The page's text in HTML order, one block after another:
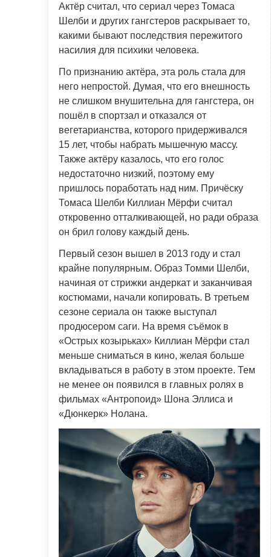
Актёр считал, что сериал через Томаса
Шелби и других гангстеров раскрывает то,
какими бывают последствия пережитого
насилия для психики человека.
По признанию актёра, эта роль стала для
него непростой. Думая, что его внешность
не слишком внушительна для гангстера, он
пошёл в спортзал и отказался от
вегетарианства, которого придерживался
15 лет, чтобы набрать мышечную массу.
Также актёру казалось, что его голос
недостаточно низкий, поэтому ему
пришлось поработать над ним. Причёску
Томаса Шелби Киллиан Мёрфи считал
откровенно отталкивающей, но ради образа
он брил голову каждый день.
Первый сезон вышел в 2013 году и стал
крайне популярным. Образ Томми Шелби,
начиная от стрижки андеркат и заканчивая
костюмами, начали копировать. В третьем
сезоне сериала он также выступал
продюсером саги. На время съёмок в
«Острых козырьках» Киллиан Мёрфи стал
меньше сниматься в кино, желая больше
вкладываться в работу в этом проекте. Тем
не менее он появился в главных ролях в
фильмах «Антропоид» Шона Эллиса и
«Дюнкерк» Нолана.